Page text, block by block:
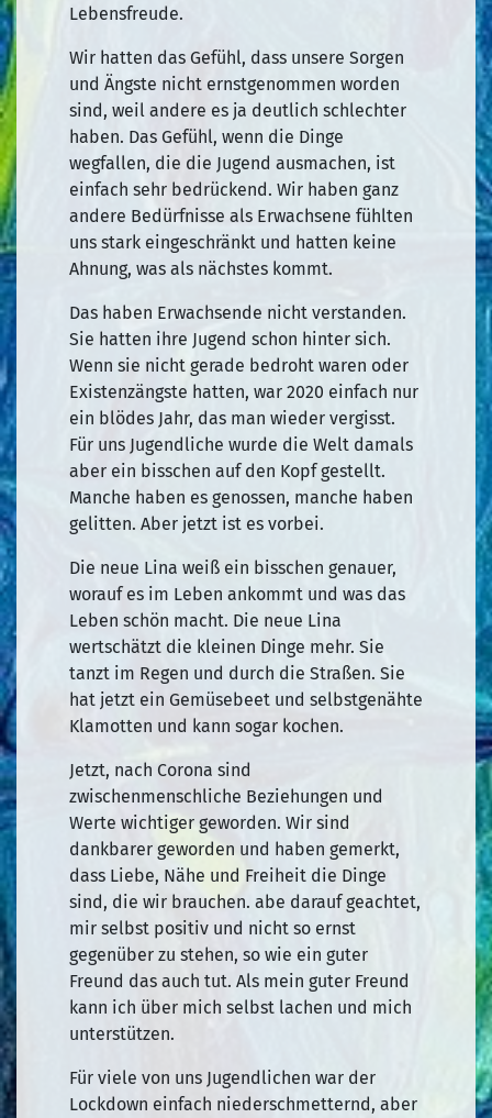
Lebensfreude.
Wir hatten das Gefühl, dass unsere Sorgen
und Ängste nicht ernstgenommen worden
sind, weil andere es ja deutlich schlechter
haben. Das Gefühl, wenn die Dinge
wegfallen, die die Jugend ausmachen, ist
einfach sehr bedrückend. Wir haben ganz
andere Bedürfnisse als Erwachsene fühlten
uns stark eingeschränkt und hatten keine
Ahnung, was als nächstes kommt.
Das haben Erwachsende nicht verstanden.
Sie hatten ihre Jugend schon hinter sich.
Wenn sie nicht gerade bedroht waren oder
Existenzängste hatten, war 2020 einfach nur
ein blödes Jahr, das man wieder vergisst.
Für uns Jugendliche wurde die Welt damals
aber ein bisschen auf den Kopf gestellt.
Manche haben es genossen, manche haben
gelitten. Aber jetzt ist es vorbei.
Die neue Lina weiß ein bisschen genauer,
worauf es im Leben ankommt und was das
Leben schön macht. Die neue Lina
wertschätzt die kleinen Dinge mehr. Sie
tanzt im Regen und durch die Straßen. Sie
hat jetzt ein Gemüsebeet und selbstgenähte
Klamotten und kann sogar kochen.
Jetzt, nach Corona sind
zwischenmenschliche Beziehungen und
Werte wichtiger geworden. Wir sind
dankbarer geworden und haben gemerkt,
dass Liebe, Nähe und Freiheit die Dinge
sind, die wir brauchen. abe darauf geachtet,
mir selbst positiv und nicht so ernst
gegenüber zu stehen, so wie ein guter
Freund das auch tut. Als mein guter Freund
kann ich über mich selbst lachen und mich
unterstützen.
Für viele von uns Jugendlichen war der
Lockdown einfach niederschmetternd, aber